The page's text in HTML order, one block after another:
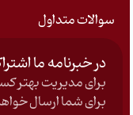
سوالات متداول
در خبرنامه ما
برای مدیریت بهتر
برای شما ارسال